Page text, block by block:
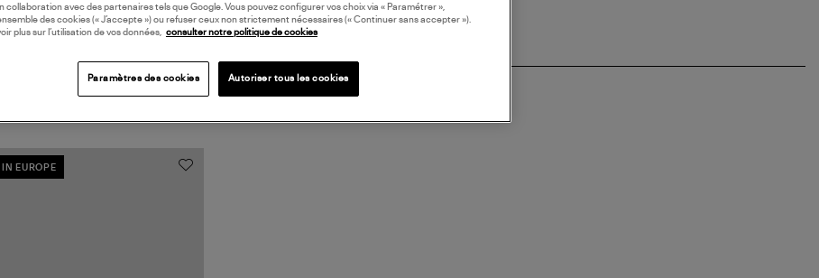
IN EUROPE
collaboration avec des partenaires tels que Google. Vous pouvez configurer vos choix via « Paramétrer »,
des cookies (« J’accepte ») ou refuser ceux non strictement nécessaires (« Continuer sans accepter »).
plus sur l’utilisation de vos données, consulter notre politique de cookies
Paramètres des cookies Autoriser tous les cookies